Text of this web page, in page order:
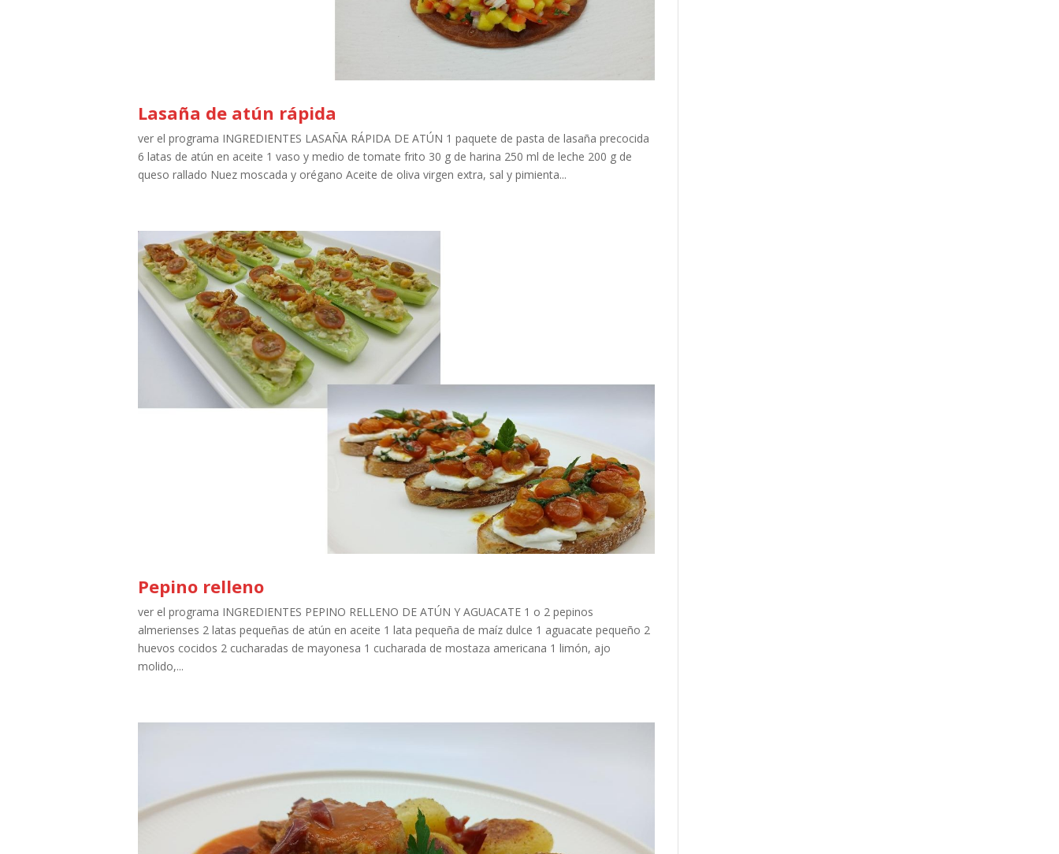
Lasaña de atún rápida
ver el programa INGREDIENTES LASAÑA RÁPIDA DE ATÚN 1 paquete de pasta de lasaña precocida
6 latas de atún en aceite 1 vaso y medio de tomate frito 30 g de harina 250 ml de leche 200 g de
queso rallado Nuez moscada y orégano Aceite de oliva virgen extra, sal y pimienta...
Pepino relleno
ver el programa INGREDIENTES PEPINO RELLENO DE ATÚN Y AGUACATE 1 o 2 pepinos
almerienses 2 latas pequeñas de atún en aceite 1 lata pequeña de maíz dulce 1 aguacate pequeño 2
huevos cocidos 2 cucharadas de mayonesa 1 cucharada de mostaza americana 1 limón, ajo
molido,...